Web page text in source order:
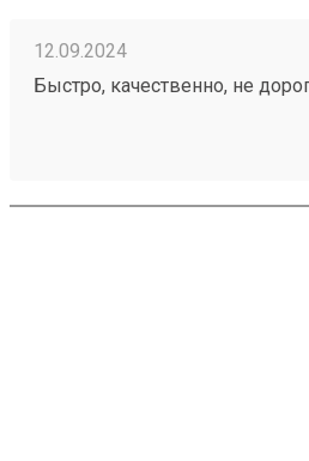
12.09.2024
Быстро, качественно, не